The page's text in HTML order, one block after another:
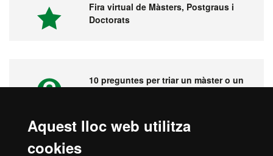
Aquest lloc web utilitza
cookies
Fira virtual de Màsters, Postgraus i
Doctorats
10 preguntes per triar un màster o un